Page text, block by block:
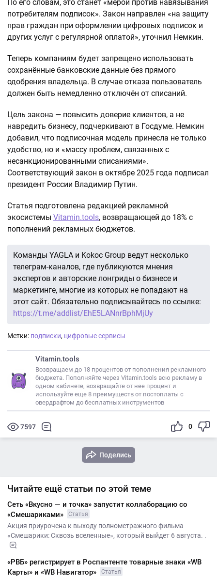
По его словам, это станет «мерой против навязывания
потребителям подписок». Закон направлен «на защиту
прав граждан при оформлении цифровых подписок и
других услуг с регулярной оплатой», уточнил Немкин.
Теперь компаниям будет запрещено использовать
сохранённые банковские данные без прямого
одобрения владельца. В случае отказа пользователь
должен быть немедленно отключён от списаний.
Цель закона — повысить доверие клиентов, а не
навредить бизнесу, подчеркивают в Госдуме. Немкин
добавил, что подписочная модель принесла не только
удобство, но и «массу проблем, связанных с
несанкционированными списаниями».
Соответствующий закон в октябре 2025 года подписал
президент России Владимир Путин.
Статья подготовлена редакцией рекламной
экосистемы Vitamin.tools, возвращающей до 18% с
пополнений рекламных бюджетов.
Команды YAGLA и Kokoc Group ведут несколько
телеграм-каналов, где публикуются мнения
экспертов и авторские лонгриды о бизнесе и
маркетинге, многие из которых не попадают на
этот сайт. Обязательно подписывайтесь по ссылке:
https://t.me/addlist/EhE5LANnrBphMjUy
Метки: подписки, цифровые сервисы
Vitamin.tools
Возвращаем до 18 процентов от пополнения рекламного
бюджета. Пополняйте через Vitamin.tools всю рекламу в
одном кабинете, возвращайте от нее процент и
используйте еще 8 преимуществ от постоплаты с
овердрафтом до бесплатных инструментов
7597 0
Поделись
Читайте ещё статьи по этой теме
Сеть «Вкусно — и точка» запустит коллаборацию со
«Смешариками»
Статья
Акция приурочена к выходу полнометражного фильма
«Смешарики: Сквозь вселенные», который выйдет 6 августа. .
«РВБ» регистрирует в Роспантенте товарные знаки «WB
Карты» и «WB Навигатор»
Статья